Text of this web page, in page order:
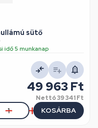
sütő
idő 5 munkanap
49 963 Ft
Nettó39 341 Ft
KOSÁRBA